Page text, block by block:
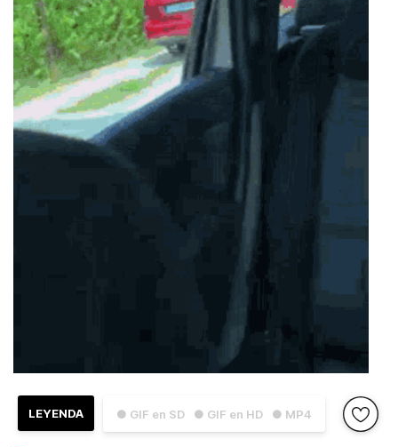
● GIF en SD ● GIF en HD ● MP4
LEYENDA